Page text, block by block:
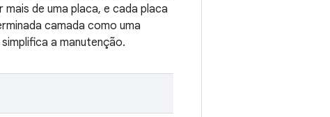
de uma placa, e cada placa
camada como uma
a manutenção.